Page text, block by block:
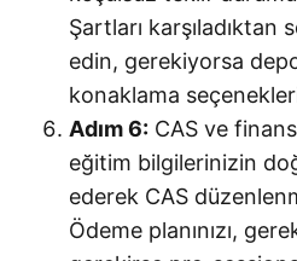
Şartları karşıladıktan
edin, gerekiyorsa
konaklama
Adım 6: CAS ve
eğitim bilgilerinizin
ederek CAS
Ödeme planınızı,